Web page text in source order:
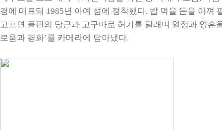
경에 매료돼 1985년 아예 섬에 정착했다. 밥 먹을 돈을 아껴
고프면 들판의 당근과 고구마로 허기를 달래며 열정과 영혼
로움과 평화’를 카메라에 담아냈다.